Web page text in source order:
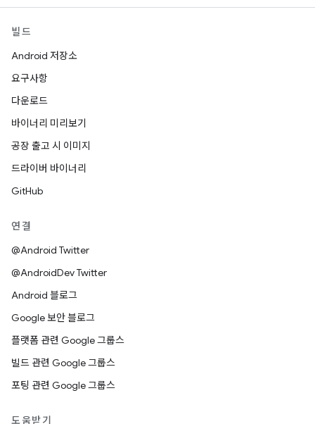
빌드
Android 저장소
요구사항
다운로드
바이너리 미리보기
공장 출고 시 이미지
드라이버 바이너리
GitHub
연결
@Android Twitter
@AndroidDev Twitter
Android 블로그
Google 보안 블로그
플랫폼 관련 Google 그룹스
빌드 관련 Google 그룹스
포팅 관련 Google 그룹스
도움받기